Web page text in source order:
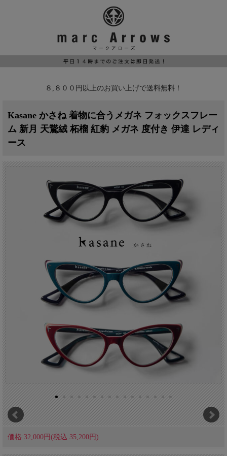
８,８００円以上のお買い上げで送料無料！
Kasane かさね 着物に合うメガネ フォックスフレー
ム 新月 天鵞絨 柘榴 紅豹 メガネ 度付き 伊達 レディ
ース
価格:32,000円(税込 35,200円)